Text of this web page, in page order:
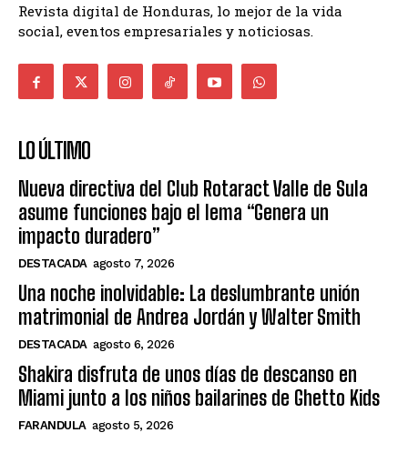
Revista digital de Honduras, lo mejor de la vida
social, eventos empresariales y noticiosas.
LO ÚLTIMO
Nueva directiva del Club Rotaract Valle de Sula
asume funciones bajo el lema “Genera un
impacto duradero”
DESTACADA agosto 7, 2026
Una noche inolvidable: La deslumbrante unión
matrimonial de Andrea Jordán y Walter Smith
DESTACADA agosto 6, 2026
Shakira disfruta de unos días de descanso en
Miami junto a los niños bailarines de Ghetto Kids
FARANDULA agosto 5, 2026